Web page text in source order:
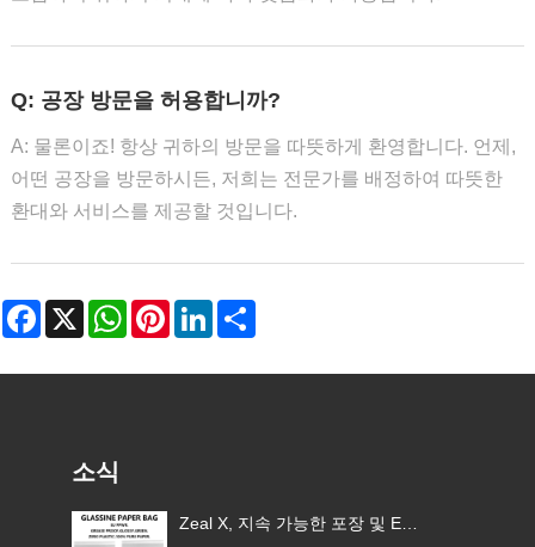
Q: 공장 방문을 허용합니까?
A: 물론이죠! 항상 귀하의 방문을 따뜻하게 환영합니다. 언제,
어떤 공장을 방문하시든, 저희는 전문가를 배정하여 따뜻한
환대와 서비스를 제공할 것입니다.
Facebook
X WhatsAppPinterestLinkedIn
소식
Zeal X, 지속 가능한 포장 및 EU